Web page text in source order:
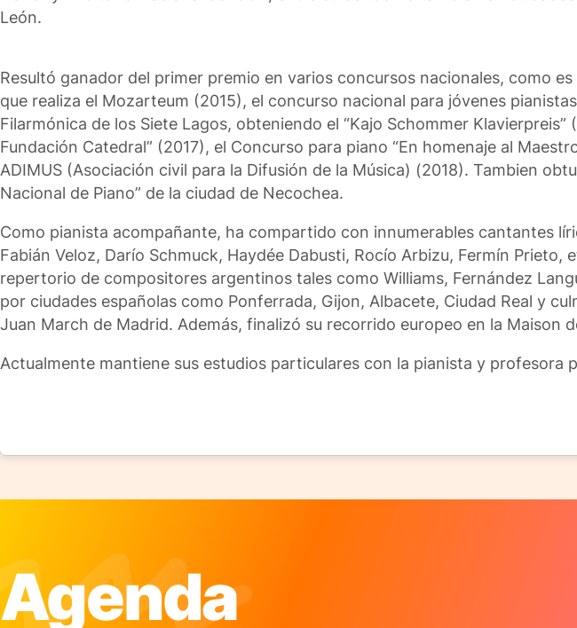
León.
Resultó ganador del primer premio en varios concursos nacionales, como
que realiza el Mozarteum (2015), el concurso nacional para jóvenes
Filarmónica de los Siete Lagos, obteniendo el “Kajo Schommer Klavierpreis”
Fundación Catedral” (2017), el Concurso para piano “En homenaje al
ADIMUS (Asociación civil para la Difusión de la Música) (2018). Tambien
Nacional de Piano” de la ciudad de Necochea.
Como pianista acompañante, ha compartido con innumerables cantantes
Fabián Veloz, Darío Schmuck, Haydée Dabusti, Rocío Arbizu, Fermín
repertorio de compositores argentinos tales como Williams, Fernández
por ciudades españolas como Ponferrada, Gijon, Albacete, Ciudad Real y
Juan March de Madrid. Además, finalizó su recorrido europeo en la Maison
Actualmente mantiene sus estudios particulares con la pianista y profesora
Agenda